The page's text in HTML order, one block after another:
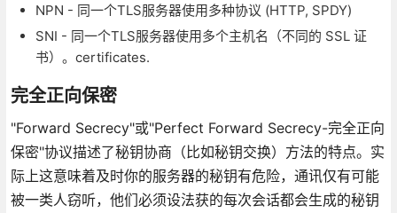
NPN - 同一个TLS服务器使用多种协议 (HTTP, SPDY)
SNI - 同一个TLS服务器使用多个主机名（不同的 SSL 证
书）。certificates.
完全正向保密
"Forward Secrecy"或"Perfect Forward Secrecy-完全正向
保密"协议描述了秘钥协商（比如秘钥交换）方法的特点。实
际上这意味着及时你的服务器的秘钥有危险，通讯仅有可能
被一类人窃听，他们必须设法获的每次会话都会生成的秘钥